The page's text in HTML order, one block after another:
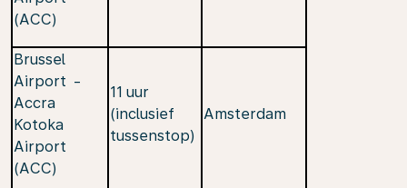
(ACC)
Brussel
Airport -
Accra
Kotoka
Airport
(ACC)
11 uur
(inclusief
tussenstop)
Amsterdam